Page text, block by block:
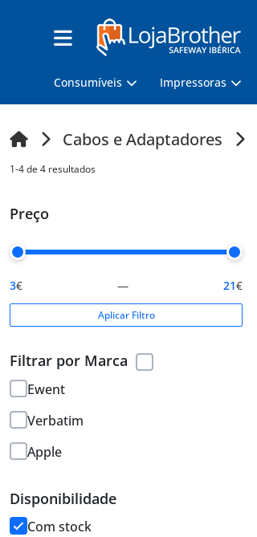
Consumíveis Impressoras
Cabos e Adaptadores
1-4 de 4 resultados
Preço
3€ — 21€
Aplicar Filtro
Filtrar por Marca
Ewent
Verbatim
Apple
Disponibilidade
Com stock